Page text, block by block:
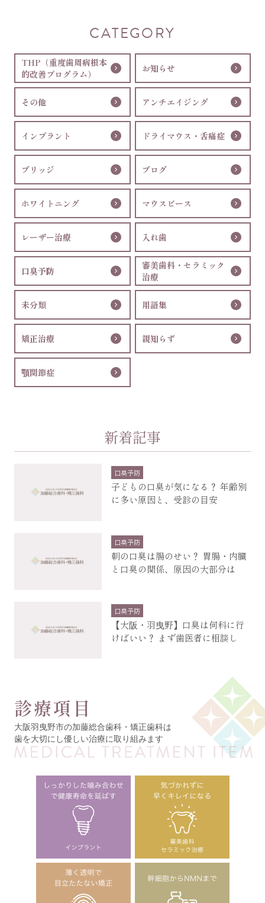
CATEGORY
THP（重度歯周病根本
的改善プログラム）
お知らせ
その他 アンチエイジング
インプラント ドライマウス・舌痛症
ブリッジ ブログ
ホワイトニング マウスピース
レーザー治療 入れ歯
口臭予防
審美歯科・セラミック
治療
未分類 用語集
矯正治療 親知らず
顎関節症
新着記事
口臭予防
子どもの口臭が気になる？ 年齢別
に多い原因と、受診の目安
口臭予防
朝の口臭は腸のせい？ 胃腸・内臓
と口臭の関係、原因の大部分は
口臭予防
【大阪・羽曳野】口臭は何科に行
けばいい？ まず歯医者に相談し
診療項目
大阪羽曳野市の加藤総合歯科・矯正歯科は
歯を大切にし優しい治療に取り組みます